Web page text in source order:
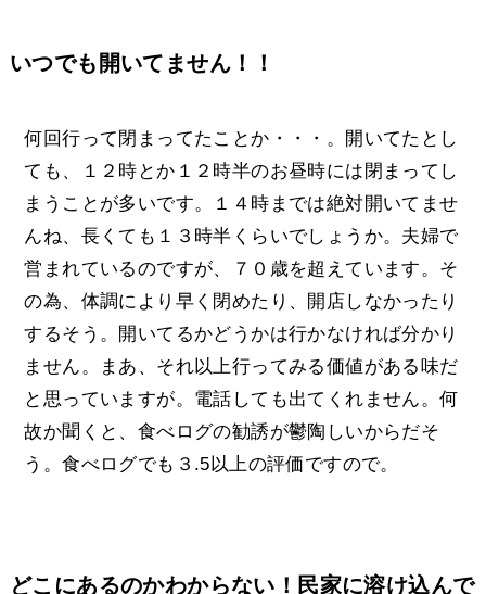
いつでも開いてません！！
何回行って閉まってたことか・・・。開いてたとし
ても、１２時とか１２時半のお昼時には閉まってし
まうことが多いです。１４時までは絶対開いてませ
んね、長くても１３時半くらいでしょうか。夫婦で
営まれているのですが、７０歳を超えています。そ
の為、体調により早く閉めたり、開店しなかったり
するそう。開いてるかどうかは行かなければ分かり
ません。まあ、それ以上行ってみる価値がある味だ
と思っていますが。電話しても出てくれません。何
故か聞くと、食べログの勧誘が鬱陶しいからだそ
う。食べログでも３.5以上の評価ですので。
どこにあるのかわからない！民家に溶け込んで